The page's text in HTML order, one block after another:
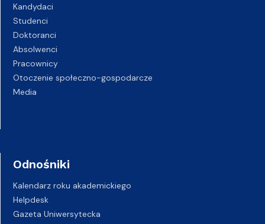
Kandydaci
Studenci
Doktoranci
Absolwenci
Pracownicy
Otoczenie społeczno-gospodarcze
Media
Odnośniki
Kalendarz roku akademickiego
Helpdesk
Gazeta Uniwersytecka